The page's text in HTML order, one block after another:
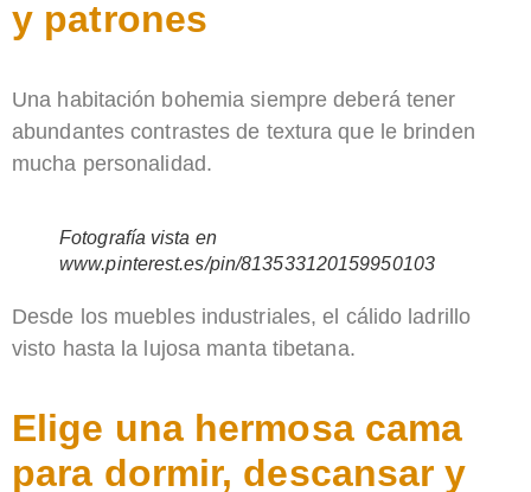
y patrones
Una habitación bohemia siempre deberá tener
abundantes contrastes de textura que le brinden
mucha personalidad.
Fotografía vista en
www.pinterest.es/pin/813533120159950103
Desde los muebles industriales, el cálido ladrillo
visto hasta la lujosa manta tibetana.
Elige una hermosa cama
para dormir, descansar y